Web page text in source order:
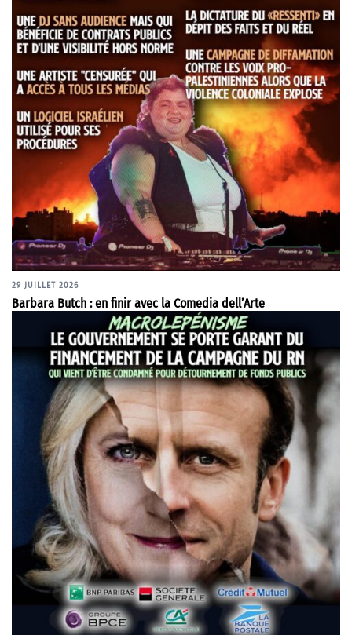
29 JUILLET 2026
Barbara Butch : en finir avec la Comedia dell’Arte